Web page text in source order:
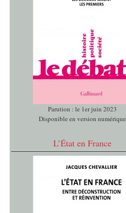
Parution : le 1er juin 2023
Disponible en version numérique
L’État en France